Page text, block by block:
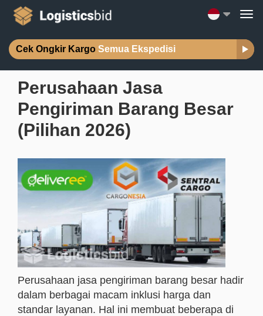
Cek Ongkir Kargo Semua Ekspedisi
Perusahaan Jasa
Pengiriman Barang Besar
(Pilihan 2026)
Perusahaan jasa pengiriman barang besar hadir
dalam berbagai macam inklusi harga dan
standar layanan. Hal ini membuat beberapa di